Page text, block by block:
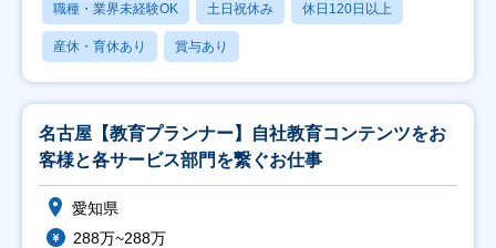
職種・業界未経験OK 土日祝休み 休日120日以上
産休・育休あり 賞与あり
名古屋【教育プランナー】自社教育コンテンツをお
客様と各サービス部門を繋ぐお仕事
愛知県
288万~288万